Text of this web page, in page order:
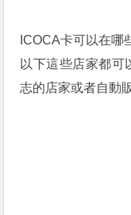
ICOCA卡可以在哪
以下這些店家都可
志的店家或者自動